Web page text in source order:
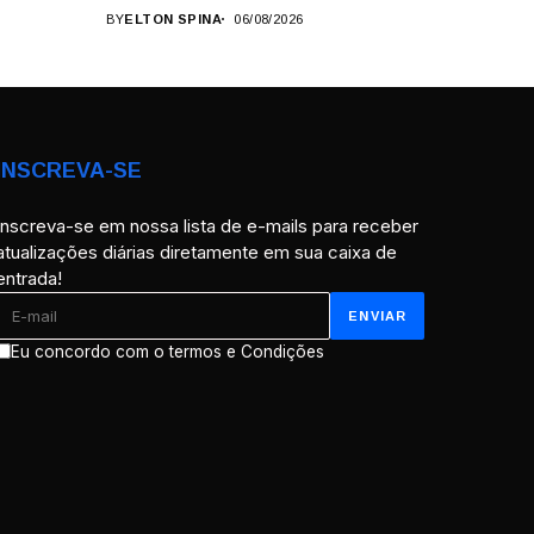
BYELTON SPINA 06/08/2026
SE
se em nossa lista de e-mails para receber
diárias diretamente em sua caixa de
Eu concordo com o termos e Condições